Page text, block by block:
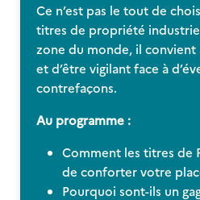
Ce n’est pas le tout de
titres de propriété
zone du monde, il convient
et d’être vigilant face à
contrefaçons.
Au programme :
Comment les titres de
de conforter votre
Pourquoi sont-ils un